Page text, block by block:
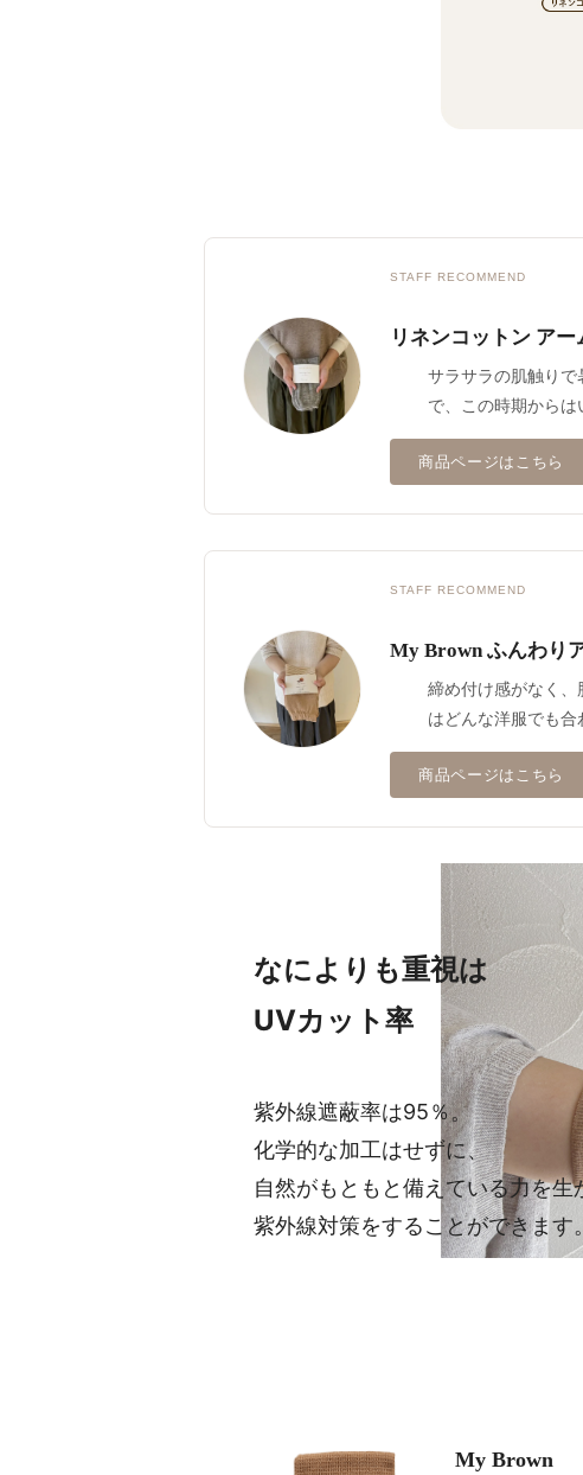
STAFF RECOMMEND
リネンコットン アー
サラサラの肌触り
で、この時期からは
商品ページはこちら
STAFF RECOMMEND
My Brown ふんわり
締め付け感がなく
はどんな洋服でも合
商品ページはこちら
なによりも重視は
UVカット率
紫外線遮蔽率は95％。
化学的な加工はせずに、
自然がもともと備えている力を生
紫外線対策をすることができます。
My Brown